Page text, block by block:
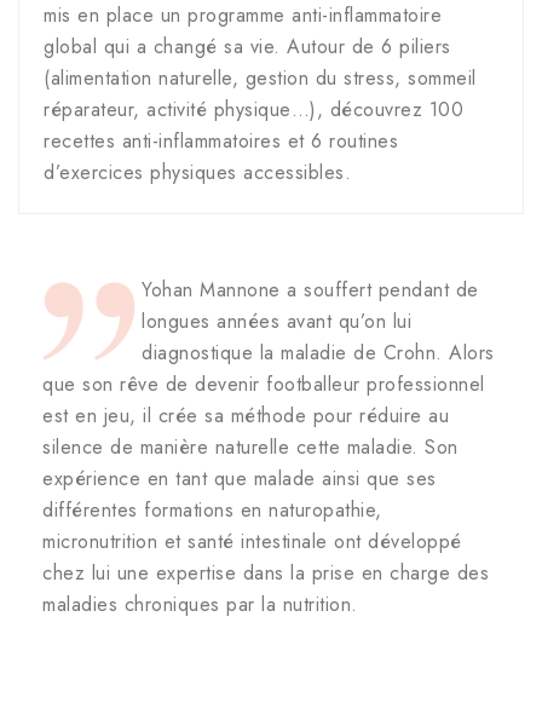
mis en place un programme anti-inflammatoire
global qui a changé sa vie. Autour de 6 piliers
(alimentation naturelle, gestion du stress, sommeil
réparateur, activité physique…), découvrez 100
recettes anti-inflammatoires et 6 routines
d’exercices physiques accessibles.
Yohan Mannone a souffert pendant de
longues années avant qu’on lui
diagnostique la maladie de Crohn. Alors
que son rêve de devenir footballeur professionnel
est en jeu, il crée sa méthode pour réduire au
silence de manière naturelle cette maladie. Son
expérience en tant que malade ainsi que ses
différentes formations en naturopathie,
micronutrition et santé intestinale ont développé
chez lui une expertise dans la prise en charge des
maladies chroniques par la nutrition.